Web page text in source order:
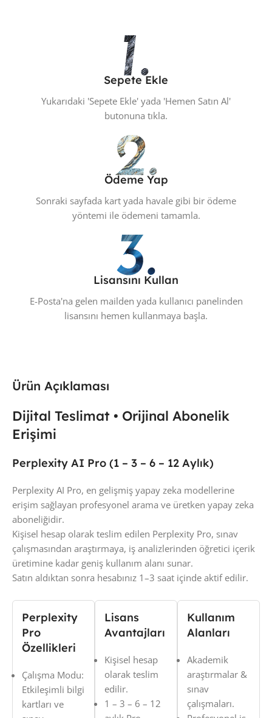
Sepete Ekle
Yukarıdaki 'Sepete Ekle' yada 'Hemen Satın Al'
butonuna tıkla.
Ödeme Yap
Sonraki sayfada kart yada havale gibi bir ödeme
yöntemi ile ödemeni tamamla.
Lisansını Kullan
E-Posta'na gelen mailden yada kullanıcı panelinden
lisansını hemen kullanmaya başla.
Ürün Açıklaması
Dijital Teslimat • Orijinal Abonelik
Erişimi
Perplexity AI Pro (1 – 3 – 6 – 12 Aylık)
Perplexity AI Pro, en gelişmiş yapay zeka modellerine
erişim sağlayan profesyonel arama ve üretken yapay zeka
aboneliğidir.
Kişisel hesap olarak teslim edilen Perplexity Pro, sınav
çalışmasından araştırmaya, iş analizlerinden öğretici içerik
üretimine kadar geniş kullanım alanı sunar.
Satın aldıktan sonra hesabınız 1–3 saat içinde aktif edilir.
Perplexity
Pro
Özellikleri
Çalışma Modu:
Etkileşimli bilgi
kartları ve
Lisans
Avantajları
Kişisel hesap
olarak teslim
edilir.
1 – 3 – 6 – 12
Kullanım
Alanları
Akademik
araştırmalar &
sınav
çalışmaları.